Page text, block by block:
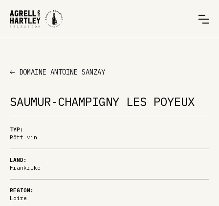
DOMAINE ANTOINE SANZAY
SAUMUR-CHAMPIGNY LES POYEUX
TYP:
Rött vin
LAND:
Frankrike
REGION:
Loire